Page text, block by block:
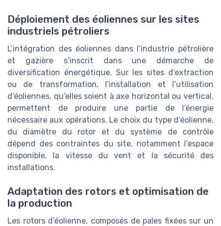
Déploiement des éoliennes sur les sites
industriels pétroliers
L’intégration des éoliennes dans l’industrie pétrolière
et gazière s’inscrit dans une démarche de
diversification énergétique. Sur les sites d’extraction
ou de transformation, l’installation et l’utilisation
d’éoliennes, qu’elles soient à axe horizontal ou vertical,
permettent de produire une partie de l’énergie
nécessaire aux opérations. Le choix du type d’éolienne,
du diamètre du rotor et du système de contrôle
dépend des contraintes du site, notamment l’espace
disponible, la vitesse du vent et la sécurité des
installations.
Adaptation des rotors et optimisation de
la production
Les rotors d’éolienne, composés de pales fixées sur un